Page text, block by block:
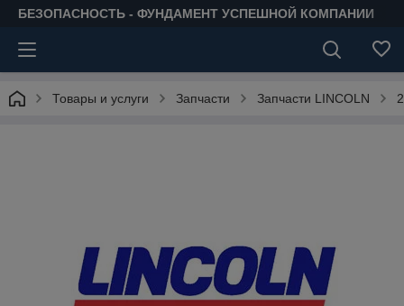
БЕЗОПАСНОСТЬ - ФУНДАМЕНТ УСПЕШНОЙ КОМПАНИИ
Товары и услуги Запчасти Запчасти LINCOLN